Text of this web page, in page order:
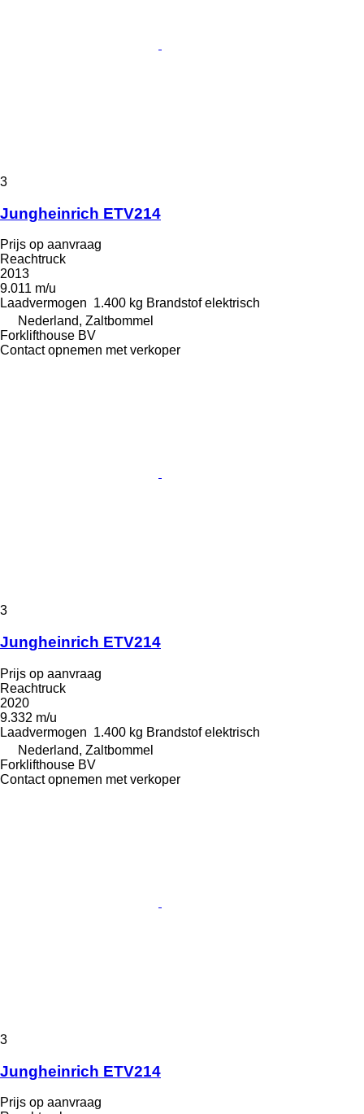
3
Jungheinrich ETV214
Prijs op aanvraag
Reachtruck
2013
9.011 m/u
Laadvermogen 1.400 kg Brandstof elektrisch
Nederland, Zaltbommel
Forklifthouse BV
Contact opnemen met verkoper
3
Jungheinrich ETV214
Prijs op aanvraag
Reachtruck
2020
9.332 m/u
Laadvermogen 1.400 kg Brandstof elektrisch
Nederland, Zaltbommel
Forklifthouse BV
Contact opnemen met verkoper
3
Jungheinrich ETV214
Prijs op aanvraag